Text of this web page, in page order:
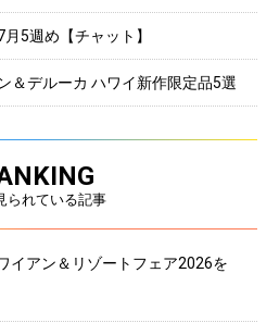
5週め【チャット】
＆デルーカ ハワイ新作限定品5選
られている記事
イアン＆リゾートフェア2026を